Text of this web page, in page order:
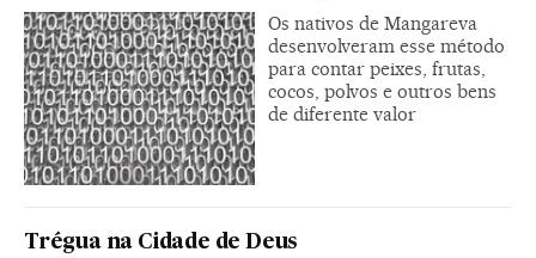
Os nativos de Mangareva
desenvolveram esse método
para contar peixes, frutas,
cocos, polvos e outros bens
de diferente valor
Trégua na Cidade de Deus